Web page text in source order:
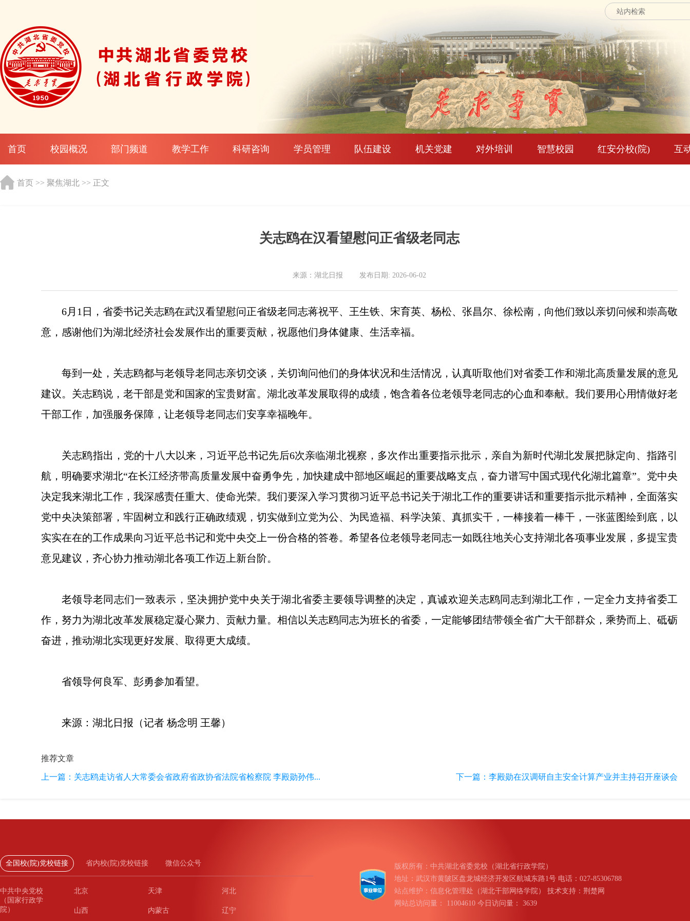
首页 校园概况 部门频道 教学工作 科研咨询 学员管理 队伍建设 机关党建 对外培训 智慧校园 红安分校(院) 互
首页 >> 聚焦湖北 >> 正文
关志鸥在汉看望慰问正省级老同志
来源：湖北日报 发布日期: 2026-06-02
6月1日，省委书记关志鸥在武汉看望慰问正省级老同志蒋祝平、王生铁、宋育英、杨松、张昌尔、徐松南，向他们致以亲切问候和崇高敬
意，感谢他们为湖北经济社会发展作出的重要贡献，祝愿他们身体健康、生活幸福。
每到一处，关志鸥都与老领导老同志亲切交谈，关切询问他们的身体状况和生活情况，认真听取他们对省委工作和湖北高质量发展的意见
建议。关志鸥说，老干部是党和国家的宝贵财富。湖北改革发展取得的成绩，饱含着各位老领导老同志的心血和奉献。我们要用心用情做好老
干部工作，加强服务保障，让老领导老同志们安享幸福晚年。
关志鸥指出，党的十八大以来，习近平总书记先后6次亲临湖北视察，多次作出重要指示批示，亲自为新时代湖北发展把脉定向、指路引
航，明确要求湖北“在长江经济带高质量发展中奋勇争先，加快建成中部地区崛起的重要战略支点，奋力谱写中国式现代化湖北篇章”。党中央
决定我来湖北工作，我深感责任重大、使命光荣。我们要深入学习贯彻习近平总书记关于湖北工作的重要讲话和重要指示批示精神，全面落实
党中央决策部署，牢固树立和践行正确政绩观，切实做到立党为公、为民造福、科学决策、真抓实干，一棒接着一棒干，一张蓝图绘到底，以
实实在在的工作成果向习近平总书记和党中央交上一份合格的答卷。希望各位老领导老同志一如既往地关心支持湖北各项事业发展，多提宝贵
意见建议，齐心协力推动湖北各项工作迈上新台阶。
老领导老同志们一致表示，坚决拥护党中央关于湖北省委主要领导调整的决定，真诚欢迎关志鸥同志到湖北工作，一定全力支持省委工
作，努力为湖北改革发展稳定凝心聚力、贡献力量。相信以关志鸥同志为班长的省委，一定能够团结带领全省广大干部群众，乘势而上、砥砺
奋进，推动湖北实现更好发展、取得更大成绩。
省领导何良军、彭勇参加看望。
来源：湖北日报（记者 杨念明 王馨）
推荐文章
上一篇： 关志鸥走访省人大常委会省政府省政协省法院省检察院 李殿勋孙伟... 下一篇： 李殿勋在汉调研自主安全计算产业并主持召开座谈会
全国校(院)党校链接 省内校(院)党校链接 微信公众号
中共中央党校
（国家行政学
院）
北京 天津 河北
山西 内蒙古 辽宁
版权所有：中共湖北省委党校（湖北省行政学院）
地址：武汉市黄陂区盘龙城经济开发区航城东路1号 电话：027-85306788
站点维护：信息化管理处（湖北干部网络学院） 技术支持：荆楚网
网站总访问量： 11004610 今日访问量： 3639